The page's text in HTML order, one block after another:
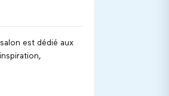
est dédié aux